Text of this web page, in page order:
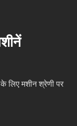
लिए मशीन श्रेणी पर